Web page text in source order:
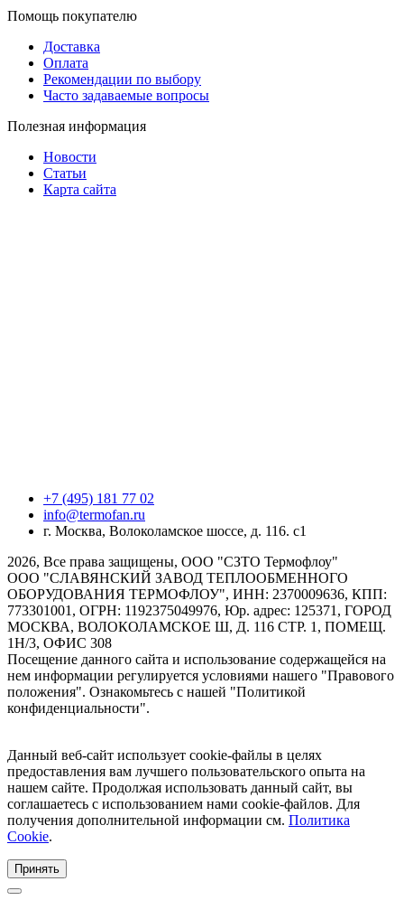
Помощь покупателю
Доставка
Оплата
Рекомендации по выбору
Часто задаваемые вопросы
Полезная информация
Новости
Статьи
Карта сайта
+7 (495) 181 77 02
info@termofan.ru
г. Москва, Волоколамское шоссе, д. 116. с1
2026, Все права защищены, ООО "СЗТО Термофлоу"
ООО "СЛАВЯНСКИЙ ЗАВОД ТЕПЛООБМЕННОГО
ОБОРУДОВАНИЯ ТЕРМОФЛОУ", ИНН: 2370009636, КПП:
773301001, ОГРН: 1192375049976, Юр. адрес: 125371, ГОРОД
МОСКВА, ВОЛОКОЛАМСКОЕ Ш, Д. 116 СТР. 1, ПОМЕЩ.
1Н/3, ОФИС 308
Посещение данного сайта и использование содержащейся на
нем информации регулируется условиями нашего "Правового
положения". Ознакомьтесь с нашей "Политикой
конфиденциальности".
Данный веб-сайт использует cookie-файлы в целях
предоставления вам лучшего пользовательского опыта на
нашем сайте. Продолжая использовать данный сайт, вы
соглашаетесь с использованием нами cookie-файлов. Для
получения дополнительной информации см. Политика
Cookie.
Принять